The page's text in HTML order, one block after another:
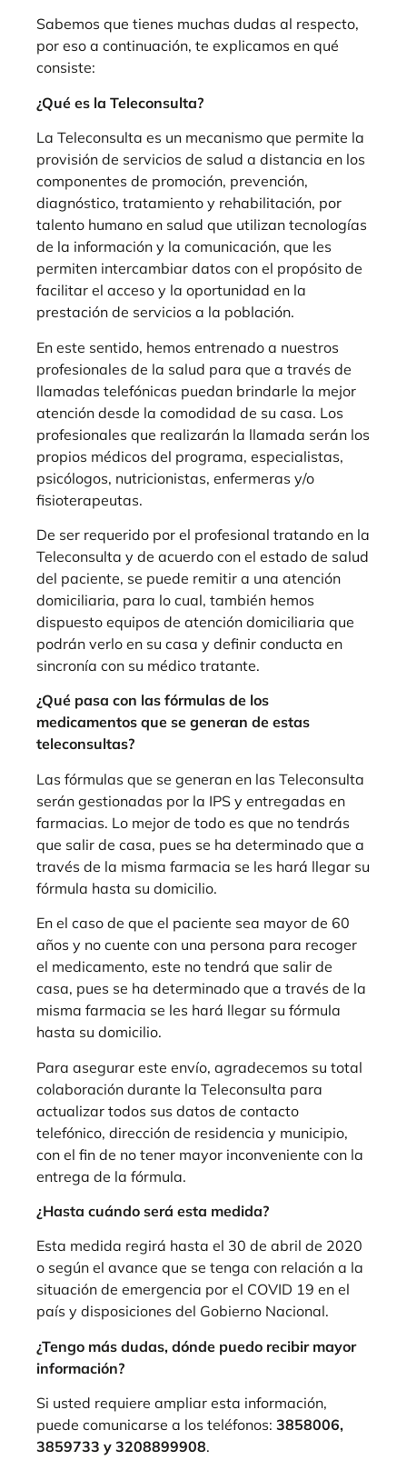
Sabemos que tienes muchas dudas al respecto,
por eso a continuación, te explicamos en qué
consiste:
¿Qué es la Teleconsulta?
La Teleconsulta es un mecanismo que permite la
provisión de servicios de salud a distancia en los
componentes de promoción, prevención,
diagnóstico, tratamiento y rehabilitación, por
talento humano en salud que utilizan tecnologías
de la información y la comunicación, que les
permiten intercambiar datos con el propósito de
facilitar el acceso y la oportunidad en la
prestación de servicios a la población.
En este sentido, hemos entrenado a nuestros
profesionales de la salud para que a través de
llamadas telefónicas puedan brindarle la mejor
atención desde la comodidad de su casa. Los
profesionales que realizarán la llamada serán los
propios médicos del programa, especialistas,
psicólogos, nutricionistas, enfermeras y/o
fisioterapeutas.
De ser requerido por el profesional tratando en la
Teleconsulta y de acuerdo con el estado de salud
del paciente, se puede remitir a una atención
domiciliaria, para lo cual, también hemos
dispuesto equipos de atención domiciliaria que
podrán verlo en su casa y definir conducta en
sincronía con su médico tratante.
¿Qué pasa con las fórmulas de los
medicamentos que se generan de estas
teleconsultas?
Las fórmulas que se generan en las Teleconsulta
serán gestionadas por la IPS y entregadas en
farmacias. Lo mejor de todo es que no tendrás
que salir de casa, pues se ha determinado que a
través de la misma farmacia se les hará llegar su
fórmula hasta su domicilio.
En el caso de que el paciente sea mayor de 60
años y no cuente con una persona para recoger
el medicamento, este no tendrá que salir de
casa, pues se ha determinado que a través de la
misma farmacia se les hará llegar su fórmula
hasta su domicilio.
Para asegurar este envío, agradecemos su total
colaboración durante la Teleconsulta para
actualizar todos sus datos de contacto
telefónico, dirección de residencia y municipio,
con el fin de no tener mayor inconveniente con la
entrega de la fórmula.
¿Hasta cuándo será esta medida?
Esta medida regirá hasta el 30 de abril de 2020
o según el avance que se tenga con relación a la
situación de emergencia por el COVID 19 en el
país y disposiciones del Gobierno Nacional.
¿Tengo más dudas, dónde puedo recibir mayor
información?
Si usted requiere ampliar esta información,
puede comunicarse a los teléfonos: 3858006,
3859733 y 3208899908.